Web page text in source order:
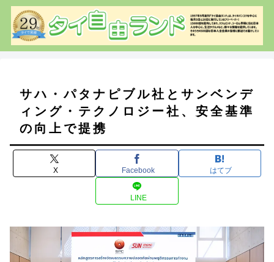
サハ・パタナピブル社とサンベンデ
ィング・テクノロジー社、安全基準
の向上で提携
X Facebook はてブ
LINE